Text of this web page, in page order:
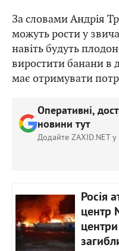
За словами Андрія
можуть рости у
навіть будуть
виростити банани в
має отримувати
Оперативні,
новини тут
Додайте ZAXID.NET
Росія
центр